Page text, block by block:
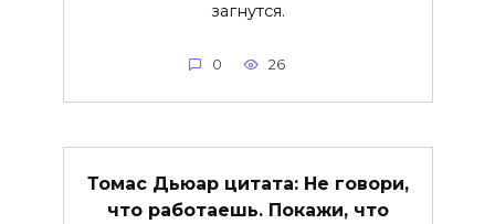
загнутся.
0 26
Томас Дьюар цитата: Не говори,
что работаешь. Покажи, что